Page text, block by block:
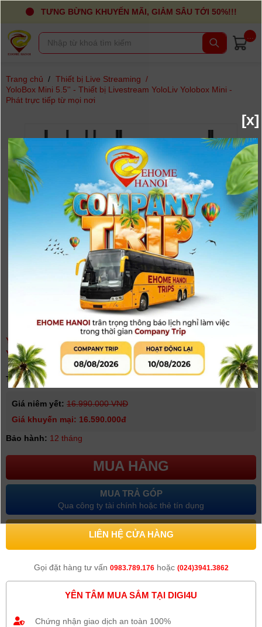
TƯNG BỪNG KHUYẾN MÃI, GIẢM SÂU TỚI 50%!!!
Trang chủ / Thiết bị Live Streaming /
YoloBox Mini 5.5'' - Thiết bị Livestream YoloLiv Yolobox Mini -
Phát trực tiếp từ mọi nơi
YOLOBOX MINI 5.5'' - THIẾT BỊ LIVESTREAM YOLOLIV
YOLOBOX MINI - PHÁT TRỰC TIẾP TỪ MỌI NƠI
người đánh giá)
Tình trạng:
Giá niêm yết: 16.990.000 VNĐ
Giá khuyến mại: 16.590.000đ
Bảo hành: 12 tháng
MUA HÀNG
MUA TRẢ GÓP
Qua công ty tài chính hoặc thẻ tín dụng
LIÊN HỆ CỬA HÀNG
Gọi đặt hàng tư vấn 0983.789.176hoặc (024)3941.3862
YÊN TÂM MUA SẮM TẠI DIGI4U
Chứng nhận giao dịch an toàn 100%
[x]